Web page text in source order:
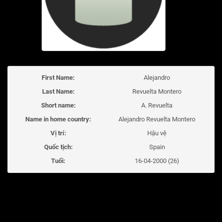
First Name:
Alejandro
Last Name:
Revuelta Montero
Short name:
A. Revuelta
Name in home country:
Alejandro Revuelta Montero
Vị trí:
Hậu vệ
Quốc tịch:
Spain
Tuổi:
16-04-2000 (26)